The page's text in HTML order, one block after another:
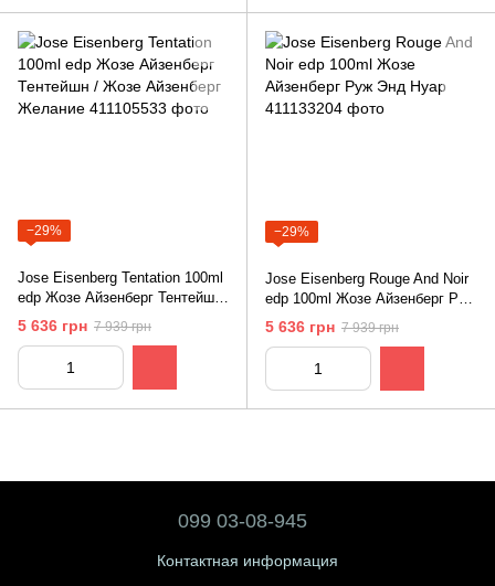
−29%
Jose Eisenberg Tentation 100ml
edp Жозе Айзенберг Тентейшн
/ Жозе Айзенберг Желание
5 636 грн 7 939 грн
−29%
Jose Eisenberg Rouge And Noir
edp 100ml Жозе Айзенберг Руж
Энд Нуар
5 636 грн 7 939 грн
099 03-08-945
Контактная информация